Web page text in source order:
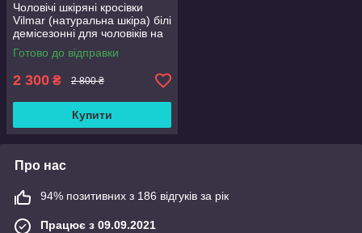
Чоловічі шкіряні кросівки
Vilmar (натуральна шкіра) білі
демісезонні для чоловіків на
весну осінь, розмір 39 40 41
42 43 44 45 46
Готово до відправки
2 300 ₴ 2 800 ₴
Купити
Про нас
94% позитивних з 186 відгуків за рік
Працює з 09.09.2021